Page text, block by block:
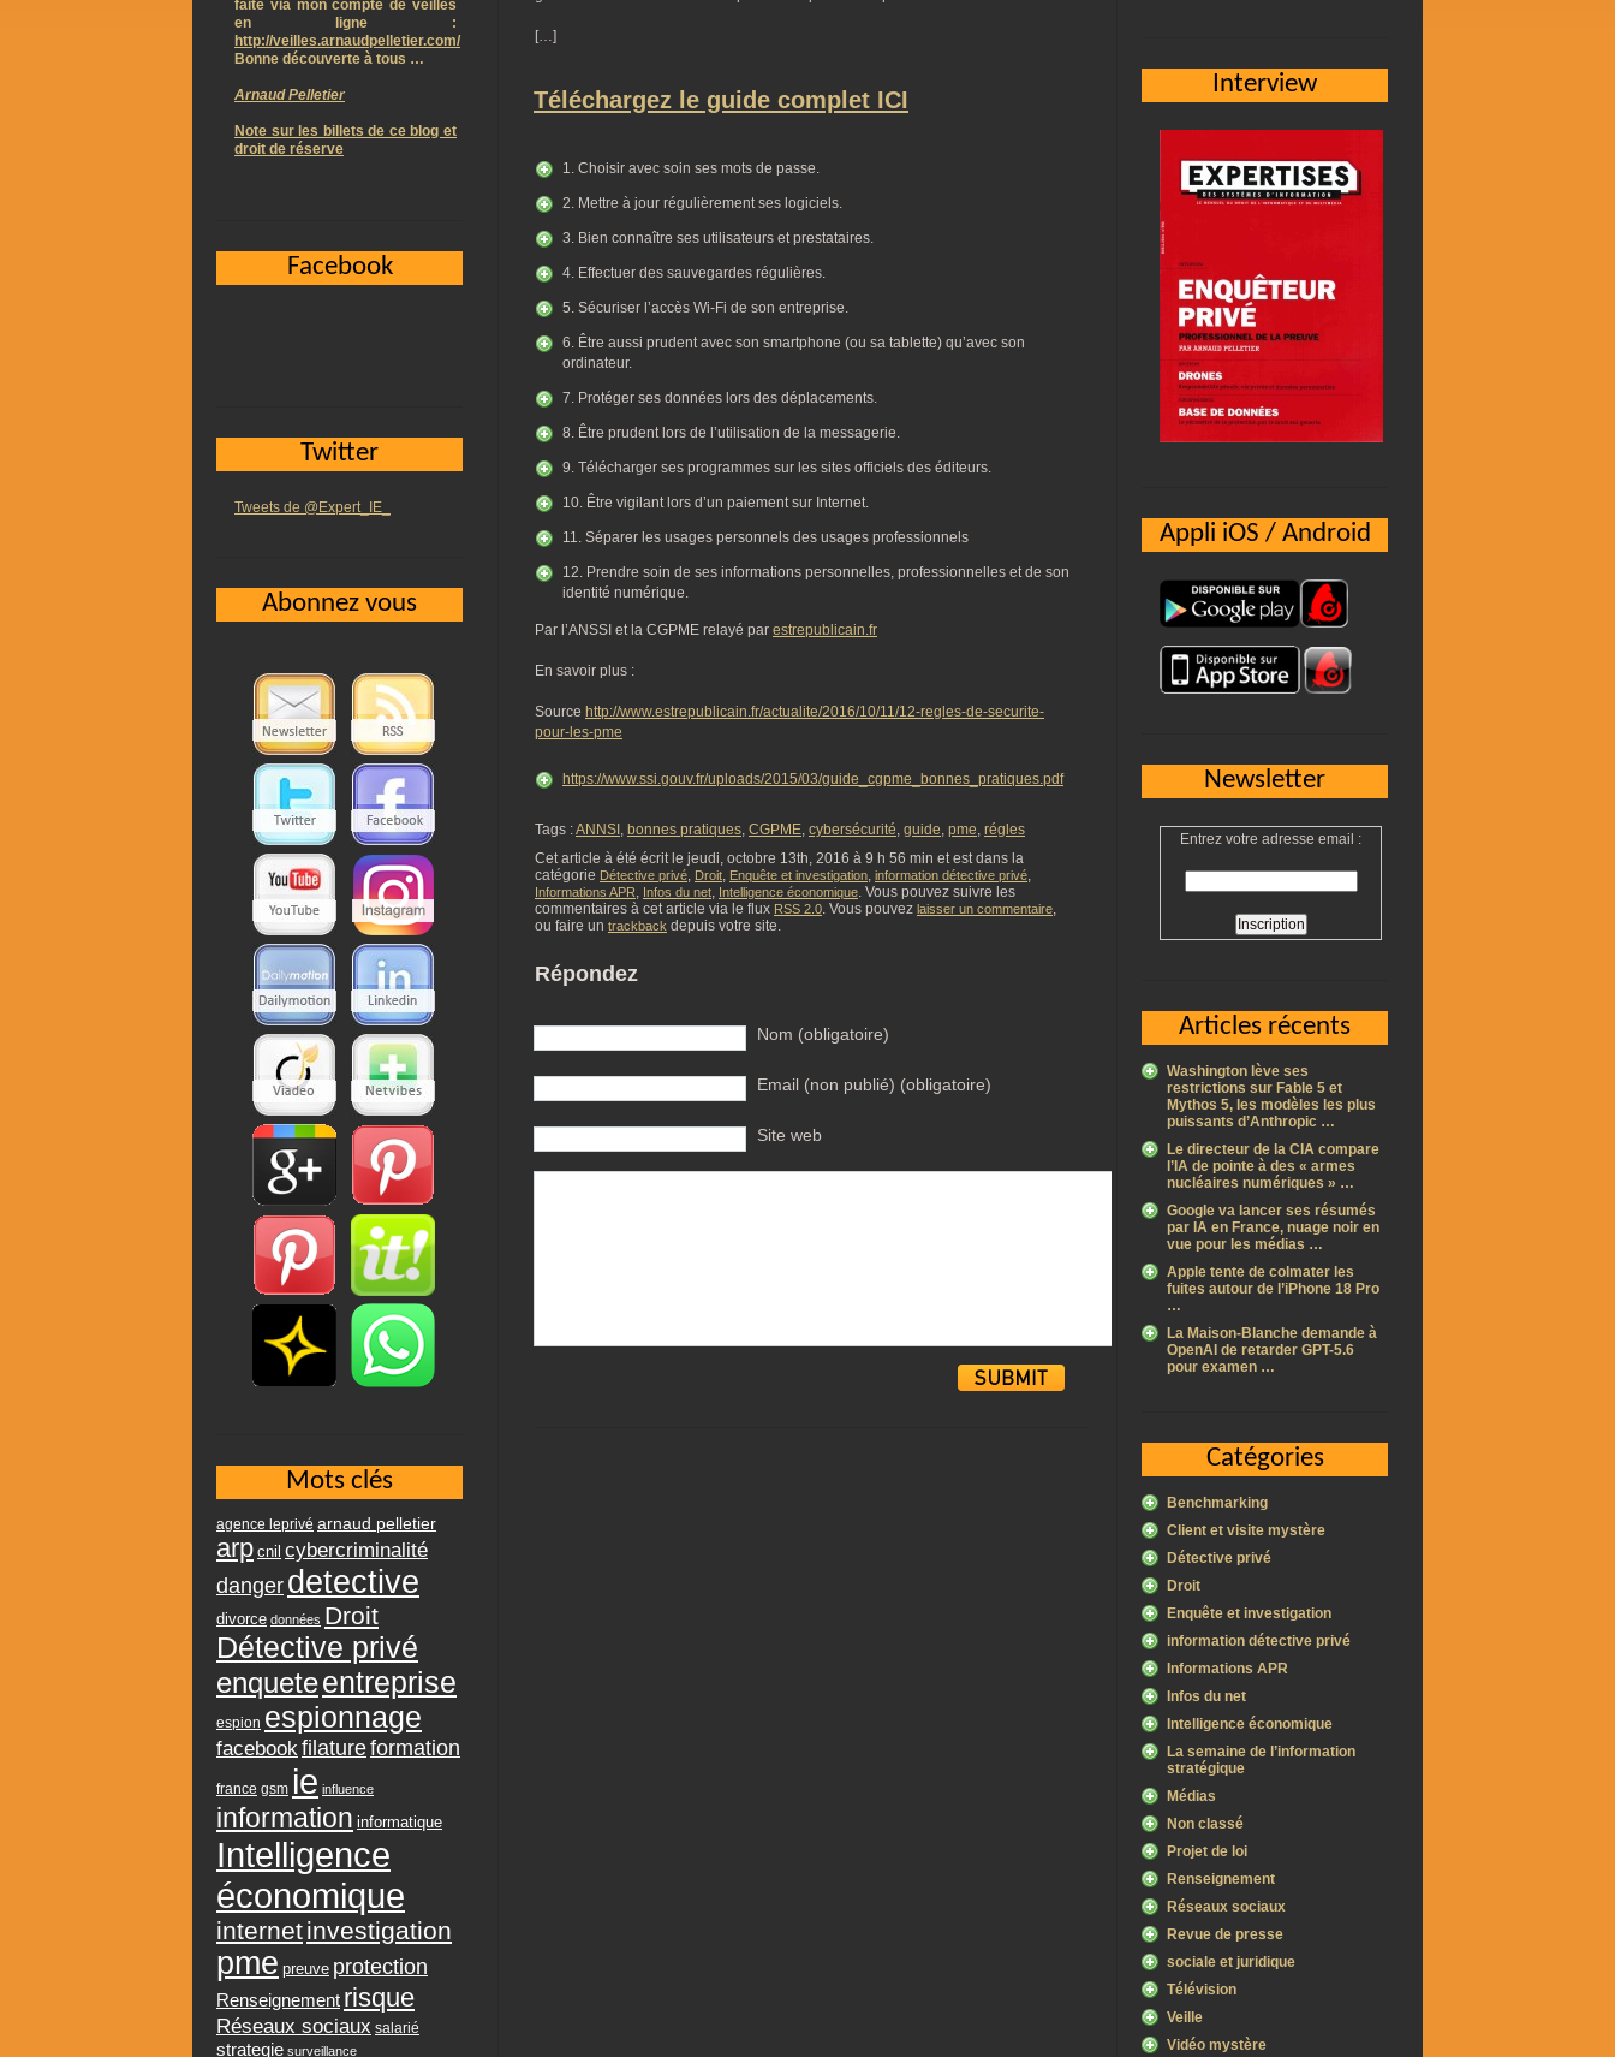
[…]
Téléchargez le guide complet ICI
1. Choisir avec soin ses mots de passe.
2. Mettre à jour régulièrement ses logiciels.
3. Bien connaître ses utilisateurs et prestataires.
4. Effectuer des sauvegardes régulières.
5. Sécuriser l’accès Wi-Fi de son entreprise.
6. Être aussi prudent avec son smartphone (ou sa tablette) qu’avec son
ordinateur.
7. Protéger ses données lors des déplacements.
8. Être prudent lors de l’utilisation de la messagerie.
9. Télécharger ses programmes sur les sites officiels des éditeurs.
10. Être vigilant lors d’un paiement sur Internet.
11. Séparer les usages personnels des usages professionnels
12. Prendre soin de ses informations personnelles, professionnelles et de son
identité numérique.
Par l’ANSSI et la CGPME relayé par estrepublicain.fr
En savoir plus :
Source http://www.estrepublicain.fr/actualite/2016/10/11/12-regles-de-securite-
pour-les-pme
https://www.ssi.gouv.fr/uploads/2015/03/guide_cgpme_bonnes_pratiques.pdf
Tags :ANNSI , bonnes pratiques, CGPME, cybersécurité, guide, pme, régles
Cet article à été écrit le jeudi, octobre 13th, 2016 à 9 h 56 min et est dans la
catégorie Détective privé, Droit, Enquête et investigation, information détective privé,
Informations APR, Infos du net, Intelligence économique. Vous pouvez suivre les
commentaires à cet article via le flux RSS 2.0. Vous pouvez laisser un commentaire,
ou faire un trackback depuis votre site.
Répondez
Nom (obligatoire)
Email (non publié) (obligatoire)
Site web
Interview
Appli iOS / Android
Newsletter
Entrez votre adresse email :
Articles récents
Washington lève ses
restrictions sur Fable 5 et
Mythos 5, les modèles les plus
puissants d’Anthropic …
Le directeur de la CIA compare
l’IA de pointe à des « armes
nucléaires numériques » …
Google va lancer ses résumés
par IA en France, nuage noir en
vue pour les médias …
Apple tente de colmater les
fuites autour de l’iPhone 18 Pro
…
La Maison-Blanche demande à
OpenAI de retarder GPT-5.6
pour examen …
Catégories
Benchmarking
Client et visite mystère
Détective privé
Droit
Enquête et investigation
information détective privé
Informations APR
Infos du net
Intelligence économique
La semaine de l’information
stratégique
Médias
Non classé
Projet de loi
Renseignement
Réseaux sociaux
Revue de presse
sociale et juridique
Télévision
Veille
Vidéo mystère
faite via mon compte de veilles
en ligne :
http://veilles.arnaudpelletier.com/
Bonne découverte à tous …
Arnaud Pelletier
Note sur les billets de ce blog et
droit de réserve
Facebook
Twitter
Tweets de @Expert_IE_
Abonnez vous
Mots clés
agence leprivé arnaud pelletier
arp cnil cybercriminalité
danger detective
divorce données Droit
Détective privé
enqueteentreprise
espion espionnage
facebookfilatureformation
france gsm ie influence
information informatique
Intelligence
économique
internetinvestigation
pme preuve protection
Renseignement risque
Réseaux sociaux salarié
strategie surveillance